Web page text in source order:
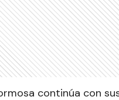
continúa con